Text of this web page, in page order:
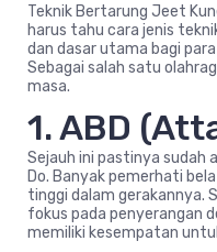
Teknik Bertarung Jeet
harus tahu cara jenis
dan dasar utama bagi
Sebagai salah satu
masa.
1. ABD
Sejauh ini pastinya sudah
Do. Banyak pemerhati
tinggi dalam gerakannya.
fokus pada penyerangan
memiliki kesempatan